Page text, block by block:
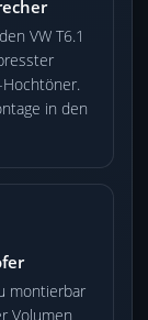
VW T6.1
in den
montierbar